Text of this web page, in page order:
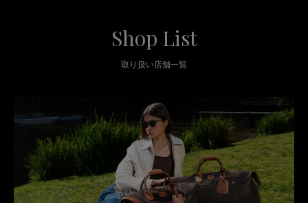
Shop List
取り扱い店舗一覧